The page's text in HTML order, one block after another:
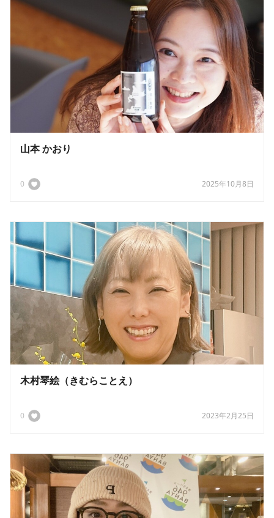
山本 かおり
0 2025年10月8日
木村琴絵（きむらことえ）
0 2023年2月25日